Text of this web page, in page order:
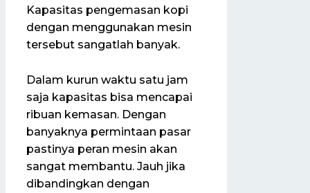
Kapasitas pengemasan kopi
dengan menggunakan mesin
tersebut sangatlah banyak.
Dalam kurun waktu satu jam
saja kapasitas bisa mencapai
ribuan kemasan. Dengan
banyaknya permintaan pasar
pastinya peran mesin akan
sangat membantu. Jauh jika
dibandingkan dengan